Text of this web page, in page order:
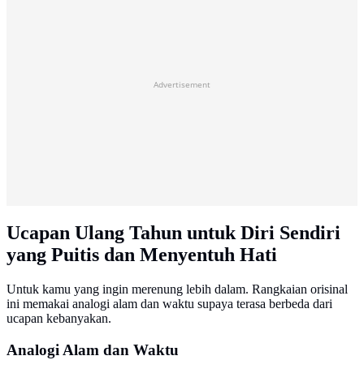
Advertisement
Ucapan Ulang Tahun untuk Diri Sendiri
yang Puitis dan Menyentuh Hati
Untuk kamu yang ingin merenung lebih dalam. Rangkaian orisinal
ini memakai analogi alam dan waktu supaya terasa berbeda dari
ucapan kebanyakan.
Analogi Alam dan Waktu